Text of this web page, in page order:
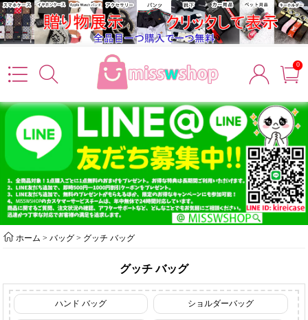
0
ホーム >バッグ > グッチ バッグ
グッチ バッグ
ハンド バッグ ショルダーバッグ